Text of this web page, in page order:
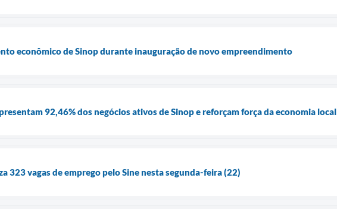
econômico de Sinop durante inauguração de novo empreendimento
92,46% dos negócios ativos de Sinop e reforçam força da economia local
323 vagas de emprego pelo Sine nesta segunda-feira (22)